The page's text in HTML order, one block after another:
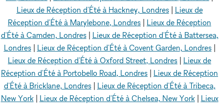
Lieux de Réception d'Été à Hackney, Londres| Lieux de
Réception d'Été à Marylebone, Londres | Lieux de Réception
d'Été à Camden, Londres| Lieux de Réception d'Été à Battersea,
Londres| Lieux de Réception d'Été à Covent Garden, Londres|
Lieux de Réception d'Été à Oxford Street, Londres | Lieux de
Réception d'Été à Portobello Road, Londres | Lieux de Réception
d'Été à Bricklane, Londres| Lieux de Réception d'Été à Tribeca,
New York| Lieux de Réception d'Été à Chelsea, New York| Lieux